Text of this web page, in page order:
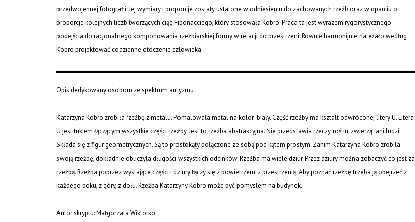
przedwojennej fotografii. Jej wymiary i proporcje zostały ustalone w odniesieniu do zachowanych rzeźb oraz w oparciu o
proporcje kolejnych liczb tworzących ciąg Fibonacciego, który stosowała Kobro. Praca ta jest wyrazem rygorystycznego
podejścia do racjonalnego komponowania rzeźbiarskiej formy w relacji do przestrzeni. Równie harmonijnie należało według
Kobro projektować codzienne otoczenie człowieka.
Opis dedykowany osobom ze spektrum autyzmu
Katarzyna Kobro zrobiła rzeźbę z metalu. Pomalowała metal na kolor biały. Część rzeźby ma kształt odwróconej litery U. Litera
U jest łukiem łączącym wszystkie części rzeźby. Jest to rzeźba abstrakcyjna. Nie przedstawia rzeczy, roślin, zwierząt ani ludzi.
Składa się z figur geometrycznych. Są to prostokąty połączone ze sobą pod kątem prostym. Zanim Katarzyna Kobro zrobiła
swoją rzeźbę, dokładnie obliczyła długości wszystkich odcinków. Rzeźba ma wiele dziur. Przez dziury można zobaczyć co jest za
rzeźbą. Rzeźba poprzez wystające części i dziury łączy się z powietrzem, z przestrzenią. Aby poznać rzeźbę trzeba ją obejrzeć z
każdego boku, z góry, z dołu. Rzeźba Katarzyny Kobro może być pomysłem na budynek.
Autor skryptu: Małgorzata Wiktorko